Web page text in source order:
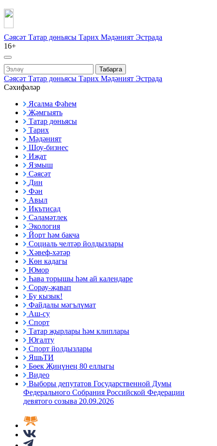
Сәясәт Татар дөньясы Тарих Мәдәният Эстрада
16+
Табарга
Сәясәт Татар дөньясы Тарих Мәдәният Эстрада
Сәхифәләр
Ясалма Фәһем
Җәмгыять
Татар дөньясы
Тарих
Мәдәният
Шоу-бизнес
Иҗат
Язмыш
Сәясәт
Дин
Фән
Авыл
Икътисад
Сәламәтлек
Экология
Йорт һәм бакча
Социаль челтәр йолдызлары
Хәвеф-хәтәр
Көн кадагы
Юмор
Һава торышы һәм ай календаре
Сорау-җавап
Бу кызык!
Файдалы мәгълүмат
Аш-су
Спорт
Татар җырлары һәм клиплары
Югалту
Спорт йолдызлары
ЯшьТИ
Бөек Җиңүнең 80 еллыгы
Видео
Выборы депутатов Государственной Думы
Федерального Собрания Российской Федерации
девятого созыва 20.09.2026